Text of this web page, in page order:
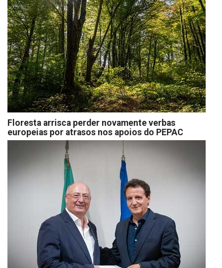
Floresta arrisca perder novamente verbas
europeias por atrasos nos apoios do PEPAC